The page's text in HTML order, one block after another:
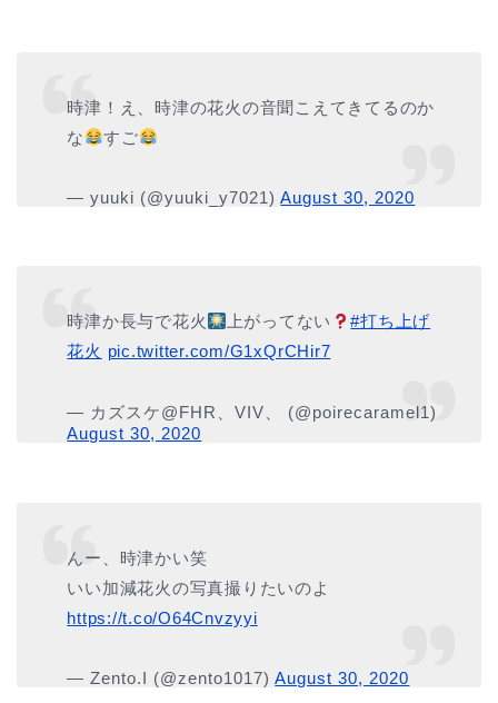
時津！え、時津の花火の音聞こえてきてるのか
な
すご
— yuuki (@yuuki_y7021)August 30, 2020
時津か長与で花火 上がってない
#打ち上げ
花火 pic.twitter.com/G1xQrCHir7
— カズスケ@FHR、VIV、 (@poirecaramel1)
August 30, 2020
んー、時津かい笑
いい加減花火の写真撮りたいのよ
https://t.co/O64Cnvzyyi
— Zento.I (@zento1017)August 30, 2020